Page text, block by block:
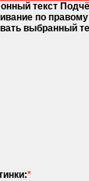
текст
по
выбранный
*